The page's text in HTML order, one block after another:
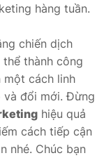
hàng tuần.
chiến dịch
thành công
một cách linh
và đổi mới. Đừng
hiệu quả
cách tiếp cận
nhé. Chúc bạn